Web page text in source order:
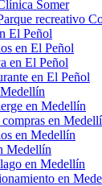
Somer
recreativo
El Peñol
en El Peñol
en El Peñol
en El Peñol
en Medellín
en
en Medellín
Medellín
en Medellín
en